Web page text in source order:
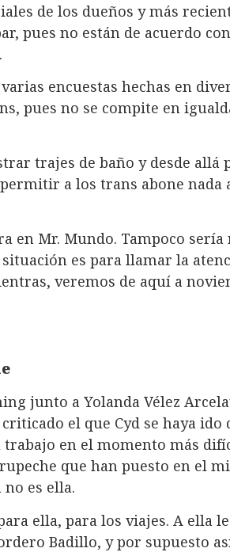
de los dueños y más
pues no están de acuerdo
encuestas hechas en
pues no se compite en
trajes de baño y desde allá
a los trans abone nada
en Mr. Mundo. Tampoco
es para llamar la
veremos de aquí a
junto a Yolanda Vélez
el que Cyd se haya ido
trabajo en el momento más
que han puesto en el
es ella.
ella, para los viajes. A ella
Badillo, y por supuesto